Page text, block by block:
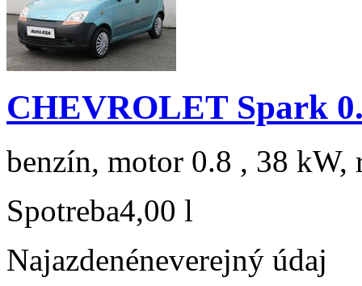
CHEVROLET Spark
benzín, motor 0.8 , 38 kW,
Spotreba4,00 l
Najazdenéneverejný údaj